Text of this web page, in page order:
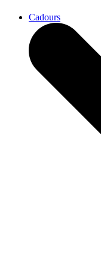
Cadours